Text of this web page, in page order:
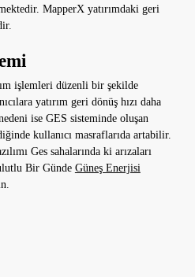
MapperX yatırımdaki geri
işlemleri düzenli bir şekilde
yatırım geri dönüş hızı daha
ise GES sisteminde oluşan
kullanıcı masraflarıda artabilir.
Ges sahalarında ki arızaları
Bir Günde Güneş Enerjisi